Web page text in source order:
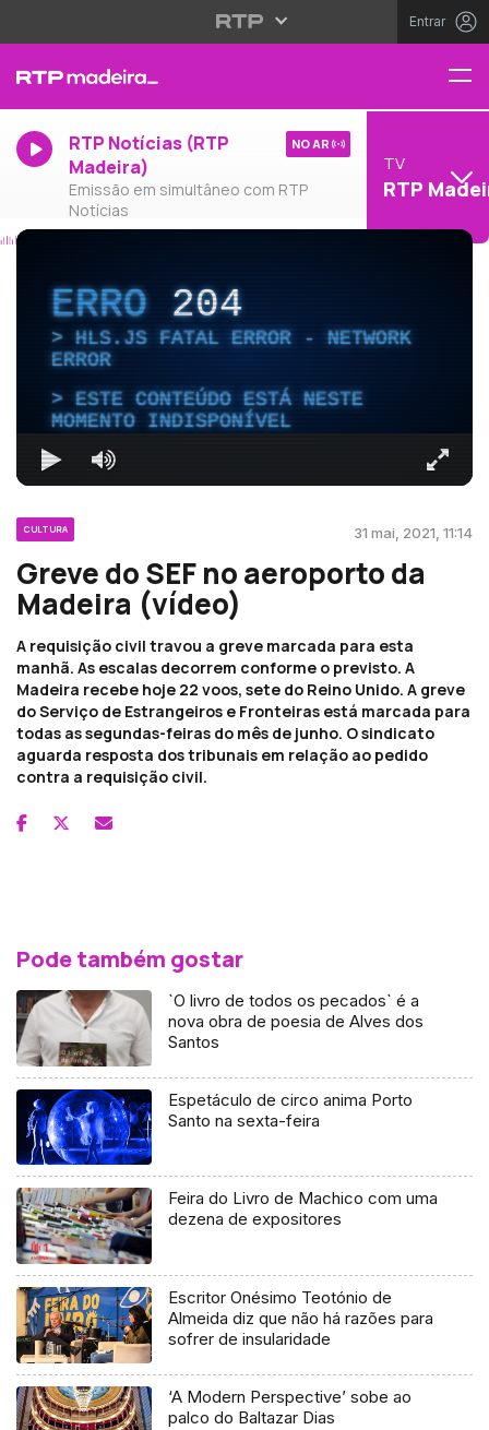
Entrar
RTP Notícias (RTP
Madeira)
Emissão em simultâneo com RTP
Notícias
NO AR
TV
RTP
ERRO204
HLS.JS FATAL ERROR - NETWORK
ERROR
ESTE CONTEÚDO ESTÁ NESTE
MOMENTO INDISPONÍVEL
CULTURA 31 mai, 2021, 11:14
Greve do SEF no aeroporto da
Madeira (vídeo)
A requisição civil travou a greve marcada para esta
manhã. As escalas decorrem conforme o previsto. A
Madeira recebe hoje 22 voos, sete do Reino Unido. A greve
do Serviço de Estrangeiros e Fronteiras está marcada para
todas as segundas-feiras do mês de junho. O sindicato
aguarda resposta dos tribunais em relação ao pedido
contra a requisição civil.
Pode também gostar
`O livro de todos os pecados` é a
nova obra de poesia de Alves dos
Santos
Espetáculo de circo anima Porto
Santo na sexta-feira
Feira do Livro de Machico com uma
dezena de expositores
Escritor Onésimo Teotónio de
Almeida diz que não há razões para
sofrer de insularidade
‘A Modern Perspective’ sobe ao
palco do Baltazar Dias